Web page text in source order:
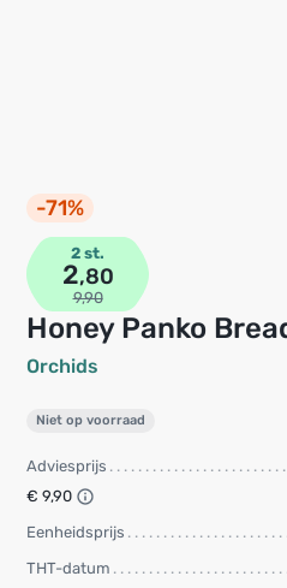
-71%
Honey Panko
Orchids
2 st.
2,80
9,90
Niet op voorraad
Adviesprijs
€ 9,90
Eenheidsprijs
THT-datum